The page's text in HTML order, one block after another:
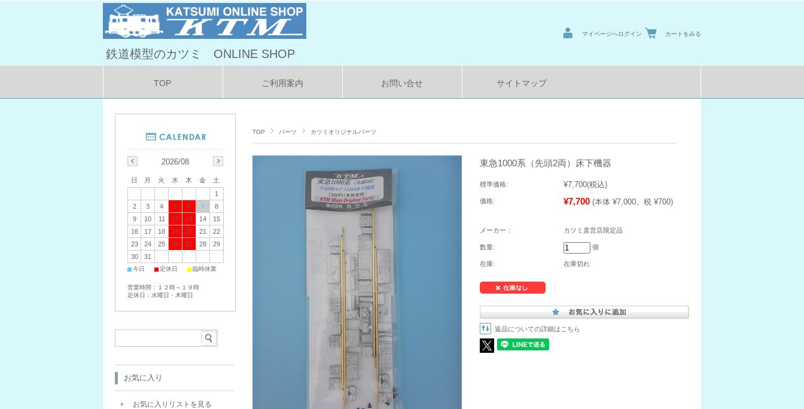
鉄道模型のカツミ ONLINE SHOP
マイページへログイン カートをみる
TOP ご利用案内 お問い合せ サイトマップ
TOP パーツ カツミオリジナルパーツ
東急1000系（先頭2両）床下機器
標準価格: ¥7,700(税込)
価格: ¥7,700 (本体 ¥7,000、税 ¥700)
メーカー： カツミ直営店限定品
数量: 個
在庫: 在庫切れ
返品についての詳細はこちら
2026/08
日 月 火 水 木 金
土
1
2
3 4 5 6 7
8
9
10 11 12 13 14
15
16
17 18 19 20 21
22
23
24 25 26 27 28
29
30
31
■今日 ■定休日 ■臨時休業
営業時間：１２時～１９時
定休日：水曜日・木曜日
お気に入り
お気に入りリストを見る